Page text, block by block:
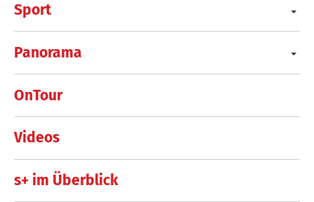
Sport
Panorama
OnTour
Videos
s+ im Überblick